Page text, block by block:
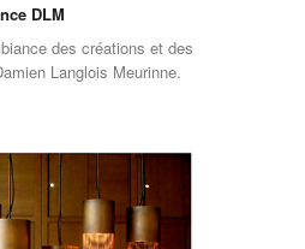
DLM
des créations et des
Langlois Meurinne.